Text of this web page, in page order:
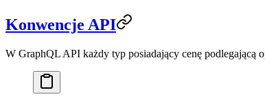
Konwencje API
W GraphQL API każdy typ posiadający cenę podlegającą